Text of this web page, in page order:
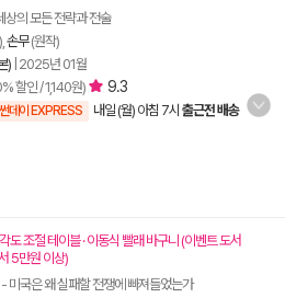
상의 모든 전략과 전술
손무(원작)
) 2025년 01월
할인 / 1,140원) 9.3
썬데이 EXPRESS 내일 (월) 아침 7시 출근전 배송
도 조절 테이블 · 이동식 빨래 바구니 (이벤트 도서
5만원 이상)
- 미국은 왜 실패할 전쟁에 빠져들었는가